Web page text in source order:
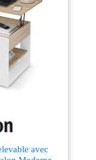
de salon s’élève
20 kg une fois
: Les panneaux de
votre meuble
impeccable.
claires et
avec